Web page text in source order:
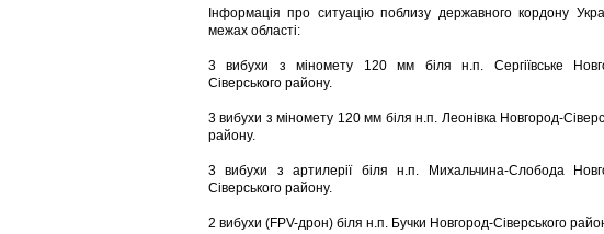
Інформація про ситуацію поблизу державного кордону
межах області:
3 вибухи з міномету 120 мм біля н.п. Сергіївське
Сіверського району.
3 вибухи з міномету 120 мм біля н.п. Леонівка Новгород-
району.
3 вибухи з артилерії біля н.п. Михальчина-Слобода
Сіверського району.
2 вибухи (FPV-дрон) біля н.п. Бучки Новгород-Сіверського